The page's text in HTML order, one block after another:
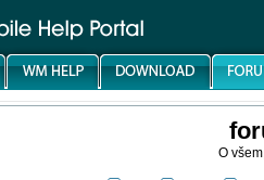
O